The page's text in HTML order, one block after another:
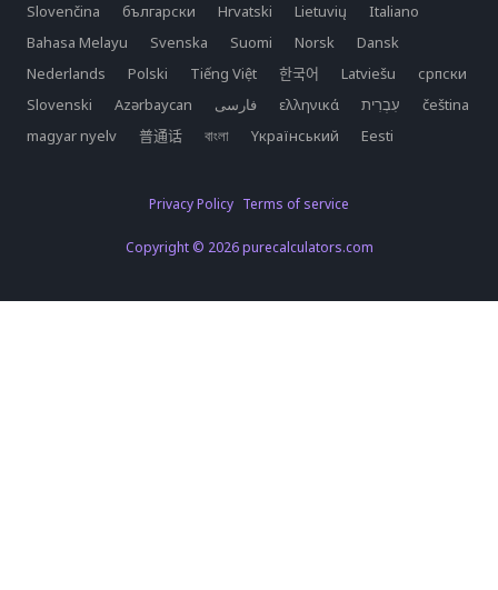
Slovenčina
български Hrvatski Lietuvių
Italiano
Bahasa Melayu
Svenska Suomi Norsk
Dansk
Nederlands
Polski Tiếng Việt 한국어 Latviešu
српски
Slovenski
Azərbaycan فارسی ελληνικά
čeština
magyar nyelv
普通话 বাংলা Yкраїнський Eesti
Privacy Policy Terms of service
Copyright © 2026 purecalculators.com